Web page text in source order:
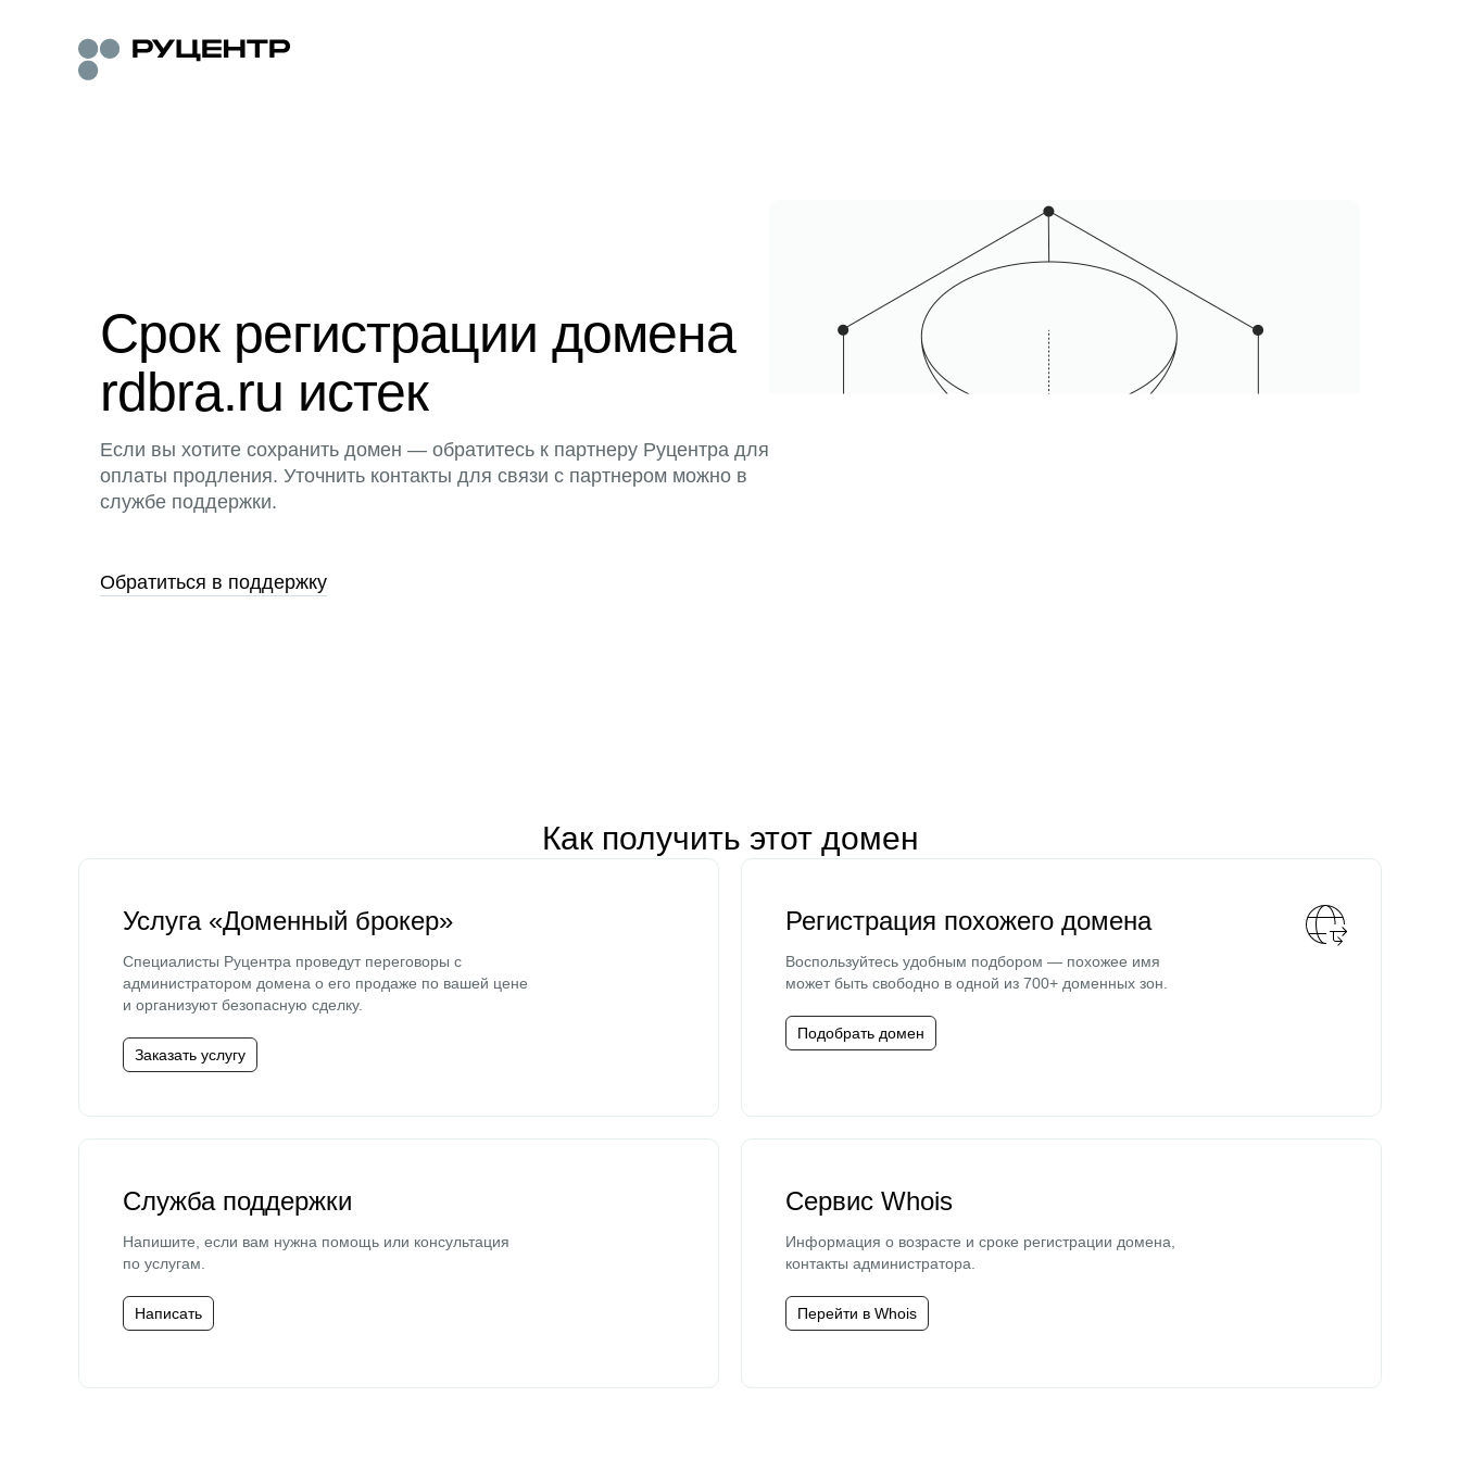
Срок регистрации домена
rdbra.ru истек
Если вы хотите сохранить домен — обратитесь к партнеру Руцентра для
оплаты продления. Уточнить контакты для связи с партнером можно в
службе поддержки.
Обратиться в поддержку
Как получить этот домен
Услуга «Доменный брокер»
Специалисты Руцентра проведут переговоры с
администратором домена о его продаже по вашей цене
и организуют безопасную сделку.
Заказать услугу
Регистрация похожего домена
Воспользуйтесь удобным подбором — похожее имя
может быть свободно в одной из 700+ доменных зон.
Подобрать домен
Служба поддержки
Напишите, если вам нужна помощь или консультация
по услугам.
Написать
Сервис Whois
Информация о возрасте и сроке регистрации домена,
контакты администратора.
Перейти в Whois